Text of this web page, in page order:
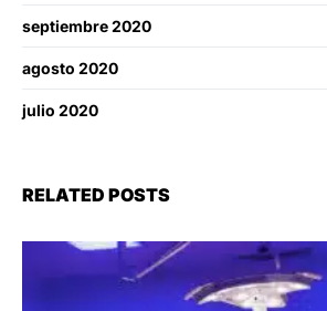
septiembre 2020
agosto 2020
julio 2020
RELATED POSTS